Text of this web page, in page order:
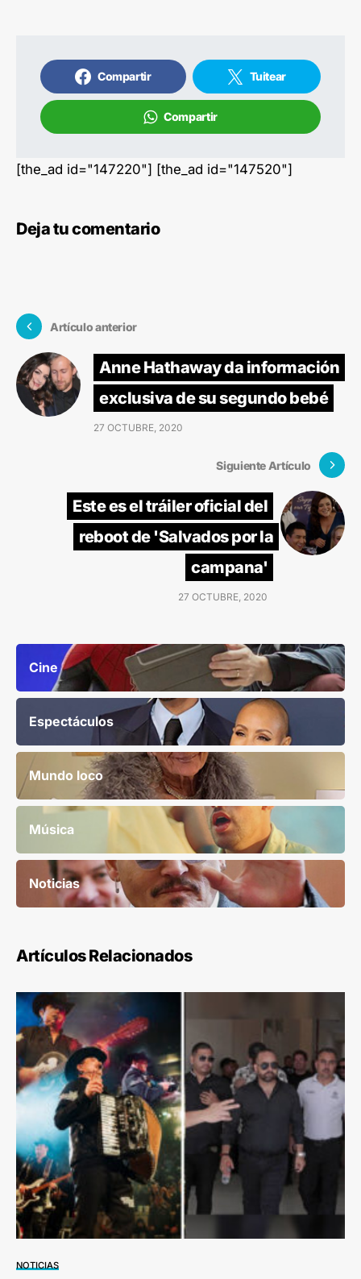
Compartir Tuitear
Compartir
[the_ad id="147220"] [the_ad id="147520"]
Deja tu comentario
Artículo anterior
Anne Hathaway da información
exclusiva de su segundo bebé
27 OCTUBRE, 2020
Siguiente Artículo
Este es el tráiler oficial del
reboot de 'Salvados por la
campana'
27 OCTUBRE, 2020
Cine
Espectáculos
Mundo loco
Música
Noticias
Artículos Relacionados
NOTICIAS